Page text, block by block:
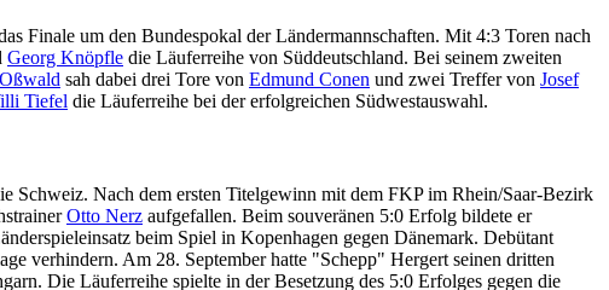
Finale um den Bundespokal der Ländermannschaften. Mit 4:3 Toren nach
Georg Knöpfle die Läuferreihe von Süddeutschland. Bei seinem zweiten
sah dabei drei Tore von Edmund Conen und zwei Treffer von Josef
Tiefel die Läuferreihe bei der erfolgreichen Südwestauswahl.
Schweiz. Nach dem ersten Titelgewinn mit dem FKP im Rhein/Saar-Bezirk
Otto Nerz aufgefallen. Beim souveränen 5:0 Erfolg bildete er
beim Spiel in Kopenhagen gegen Dänemark. Debütant
verhindern. Am 28. September hatte "Schepp" Hergert seinen dritten
Die Läuferreihe spielte in der Besetzung des 5:0 Erfolges gegen die